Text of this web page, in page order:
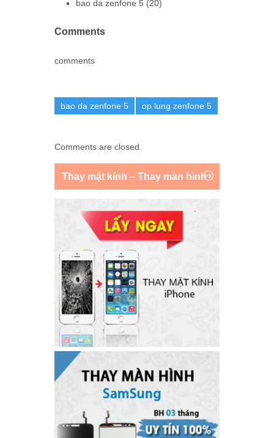
bao da zenfone 5 (20)
Comments
comments
bao da zenfone 5 op lung zenfone 5
Comments are closed.
Thay mặt kính – Thay màn hình